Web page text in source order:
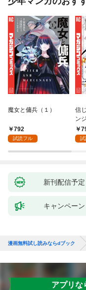
魔女と傭兵（１）
792
試読フル
信
ン
か
ガ
（１
試
新刊配信予定
キャンペーン
漫画無料試し読みならdブック
アプリな